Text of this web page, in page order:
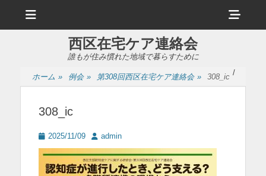
ュ
ヘ
ッ
サ
西区在宅ケア連絡会
誰もが住み慣れた地域で暮らすために
ホーム » 例会 » /
第308回西区在宅ケア連絡会 » 308_ic
308_ic
投
稿
2025/11/09
投
稿
者
admin